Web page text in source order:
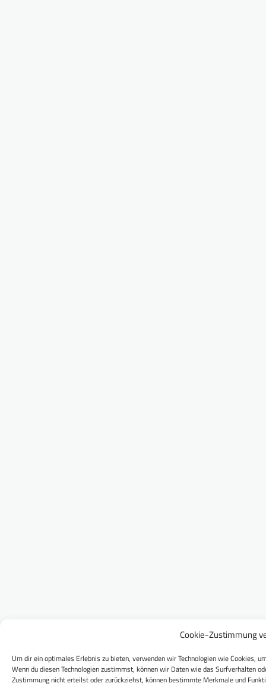
Cookie-Zustimmung
Um dir ein optimales Erlebnis zu bieten, verwenden wir Technologien wie Cookies,
Wenn du diesen Technologien zustimmst, können wir Daten wie das Surfverhalten
Zustimmung nicht erteilst oder zurückziehst, können bestimmte Merkmale und